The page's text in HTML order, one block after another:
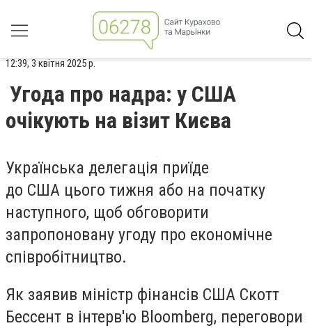
12:39, 3 квітня 2025 р.
Угода про надра: у США
очікують на візит Києва
Українська делегація приїде
до США цього тижня або на початку
наступного, щоб обговорити
запропоновану угоду про економічне
співробітництво.
Як заявив міністр фінансів США Скотт
Бессент в інтерв'ю Bloomberg, переговори